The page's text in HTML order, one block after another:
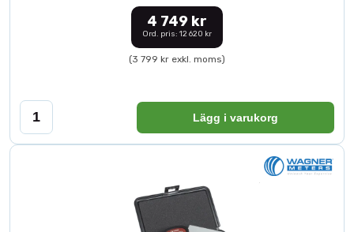
4 749 kr
Ord. pris: 12 620 kr
(3 799 kr exkl. moms)
Lägg i varukorg